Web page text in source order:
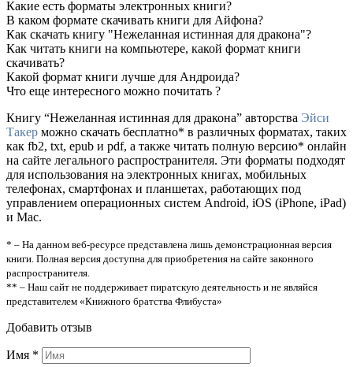
Какие есть форматы электронных книги?
В каком формате скачивать книги для Айфона?
Как скачать книгу "Нежеланная истинная для дракона"?
Как читать книги на компьютере, какой формат книги
скачивать?
Какой формат книги лучше для Андроида?
Что еще интересного можно почитать ?
Книгу “Нежеланная истинная для дракона” авторства Эйси
Такер можно скачать бесплатно* в различных форматах, таких
как fb2, txt, epub и pdf, а также читать полную версию* онлайн
на сайте легального распространителя. Эти форматы подходят
для использования на электронных книгах, мобильных
телефонах, смартфонах и планшетах, работающих под
управлением операционных систем Android, iOS (iPhone, iPad)
и Mac.
* – На данном веб-ресурсе представлена лишь демонстрационная версия
книги. Полная версия доступна для приобретения на сайте законного
распространителя.
** – Наш сайт не поддерживает пиратскую деятельность и не являйся
представителем «Книжного братства Флибуста»
Добавить отзыв
Имя *